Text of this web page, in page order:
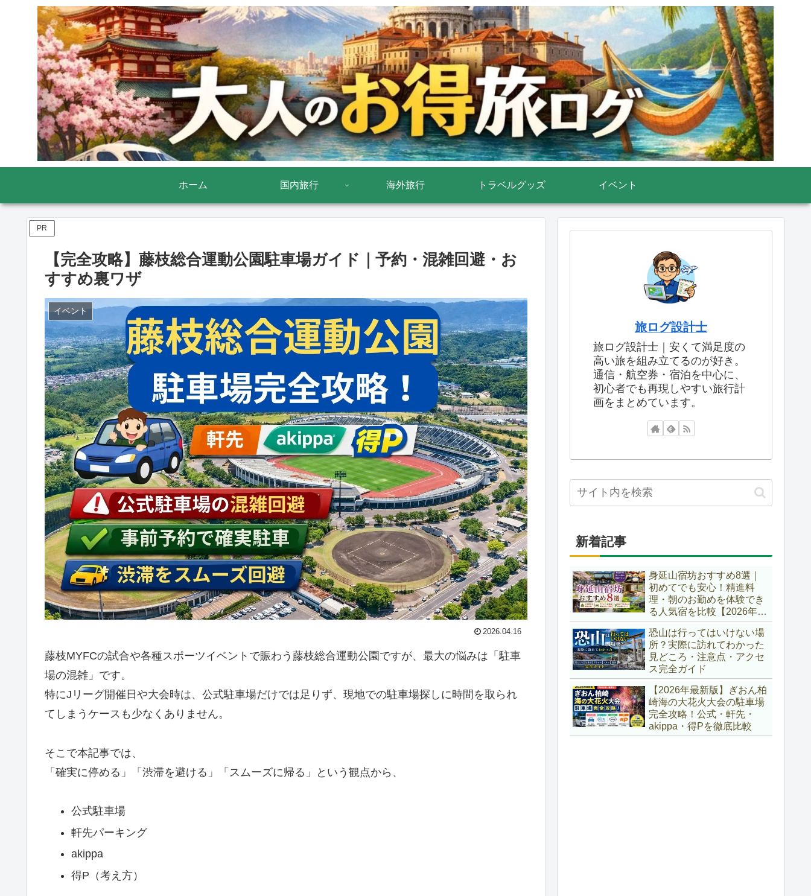
ホーム 国内旅行 海外旅行 トラベルグッズ イベント
PR
【完全攻略】藤枝総合運動公園駐車場ガイド｜予約・混雑回避・お
すすめ裏ワザ
イベント
2026.04.16
藤枝MYFCの試合や各種スポーツイベントで賑わう藤枝総合運動公園ですが、最大の悩みは「駐車
場の混雑」です。
特にJリーグ開催日や大会時は、公式駐車場だけでは足りず、現地での駐車場探しに時間を取られ
てしまうケースも少なくありません。
そこで本記事では、
「確実に停める」「渋滞を避ける」「スムーズに帰る」という観点から、
公式駐車場
軒先パーキング
akippa
得P（考え方）
旅ログ設計士
旅ログ設計士｜安くて満足度の
高い旅を組み立てるのが好き。
通信・航空券・宿泊を中心に、
初心者でも再現しやすい旅行計
画をまとめています。
新着記事
身延山宿坊おすすめ8選｜
初めてでも安心！精進料
理・朝のお勤めを体験でき
る人気宿を比較【2026年最
新版】
恐山は行ってはいけない場
所？実際に訪れてわかった
見どころ・注意点・アクセ
ス完全ガイド
【2026年最新版】ぎおん柏
崎海の大花火大会の駐車場
完全攻略！公式・軒先・
akippa・得Pを徹底比較